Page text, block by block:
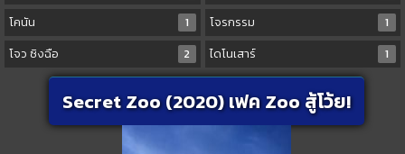
โคนัน
1 โจรกรรม
1
โจว ซิงฉือ
2 ไดโนเสาร์ 1
Secret Zoo (2020) เฟค Zoo สู้โว้ย!